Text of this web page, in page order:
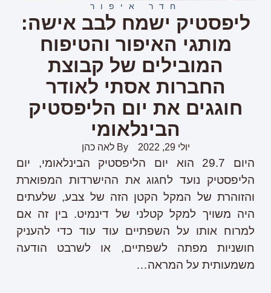
חדר איפור
ליפסטיק ישמח לבב אישה:
מותגי האיפור והטיפוח
המובילים של קבוצת
החברות אסתי לאודר
חוגגים את יום הליפסטיק
הבינלאומי
יולי 29, 2022 By לאה כהן
היום 29.7 הוא יום הליפסטיק הבינלאומי, יום
הליפסטיק נועד לחגוג את ההישרדות המפוארת
והזוהרת של המקל הקטן הזה של צבע, שלעתים
היה משויך למקל קטלני של דינמיט. בין זה אם
למרוח אותו על השפתיים עוד עוד כדי להעניק
חושניות מפתה לשפתיים, או לשרבט הודעה
משמעותית על המראה…